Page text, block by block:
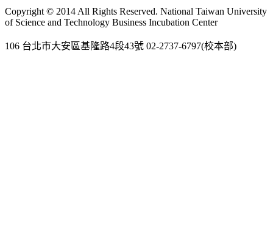
Gmail
Copyright © 2014 All Rights Reserved. National Taiwan University
of Science and Technology Business Incubation Center
106 台北市大安區基隆路4段43號 02-2737-6797(校本部)